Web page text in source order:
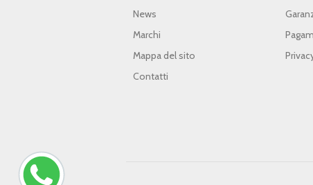
News
Marchi
Mappa del sito
Contatti